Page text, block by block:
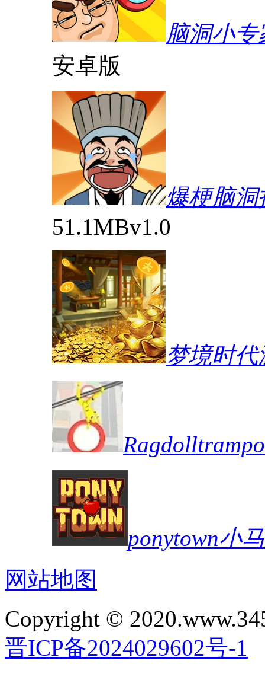
脑洞小
安卓版
爆梗脑
51.1MBv1.0
梦境时
ponytown小
网站地图
Copyright ©
晋ICP备2024029602号-1